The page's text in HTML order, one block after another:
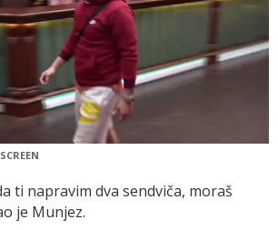
ti napravim dva sendviča, moraš
je Munjez.